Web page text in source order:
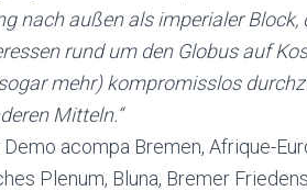
nach außen als imperialer
rund um den Globus auf
mehr) kompromisslos
Mitteln.“
Demo acompa Bremen, Afrique-
Plenum, Bluna, Bremer